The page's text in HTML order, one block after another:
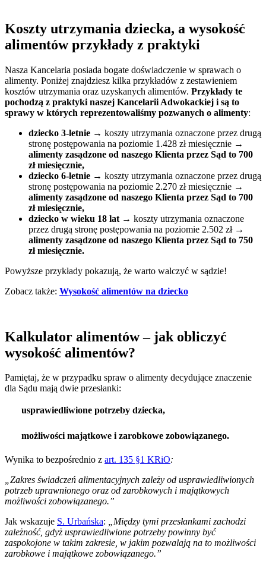
Koszty utrzymania dziecka, a wysokość
alimentów przykłady z praktyki
Nasza Kancelaria posiada bogate doświadczenie w sprawach o
alimenty. Poniżej znajdziesz kilka przykładów z zestawieniem
kosztów utrzymania oraz uzyskanych alimentów. Przykłady te
pochodzą z praktyki naszej Kancelarii Adwokackiej i są to
sprawy w których reprezentowaliśmy pozwanych o alimenty:
dziecko 3-letnie → koszty utrzymania oznaczone przez drugą
stronę postępowania na poziomie 1.428 zł miesięcznie →
alimenty zasądzone od naszego Klienta przez Sąd to 700
zł miesięcznie,
dziecko 6-letnie → koszty utrzymania oznaczone przez drugą
stronę postępowania na poziomie 2.270 zł miesięcznie →
alimenty zasądzone od naszego Klienta przez Sąd to 700
zł miesięcznie,
dziecko w wieku 18 lat → koszty utrzymania oznaczone
przez drugą stronę postępowania na poziomie 2.502 zł →
alimenty zasądzone od naszego Klienta przez Sąd to 750
zł miesięcznie.
Powyższe przykłady pokazują, że warto walczyć w sądzie!
Zobacz także: Wysokość alimentów na dziecko
Kalkulator alimentów – jak obliczyć
wysokość alimentów?
Pamiętaj, że w przypadku spraw o alimenty decydujące znaczenie
dla Sądu mają dwie przesłanki:
usprawiedliwione potrzeby dziecka,
możliwości majątkowe i zarobkowe zobowiązanego.
Wynika to bezpośrednio z art. 135 §1 KRiO:
„Zakres świadczeń alimentacyjnych zależy od usprawiedliwionych
potrzeb uprawnionego oraz od zarobkowych i majątkowych
możliwości zobowiązanego.”
Jak wskazuje S. Urbańska: „Między tymi przesłankami zachodzi
zależność, gdyż usprawiedliwione potrzeby powinny być
zaspokojone w takim zakresie, w jakim pozwalają na to możliwości
zarobkowe i majątkowe zobowiązanego.”